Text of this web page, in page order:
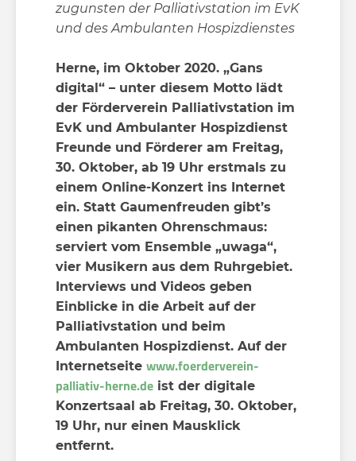
zugunsten der Palliativstation im EvK
und des Ambulanten Hospizdienstes
Herne, im Oktober 2020. „Gans
digital“ – unter diesem Motto lädt
der Förderverein Palliativstation im
EvK und Ambulanter Hospizdienst
Freunde und Förderer am Freitag,
30. Oktober, ab 19 Uhr erstmals zu
einem Online-Konzert ins Internet
ein. Statt Gaumenfreuden gibt’s
einen pikanten Ohrenschmaus:
serviert vom Ensemble „uwaga“,
vier Musikern aus dem Ruhrgebiet.
Interviews und Videos geben
Einblicke in die Arbeit auf der
Palliativstation und beim
Ambulanten Hospizdienst. Auf der
Internetseite www.foerderverein-
palliativ-herne.de ist der digitale
Konzertsaal ab Freitag, 30. Oktober,
19 Uhr, nur einen Mausklick
entfernt.